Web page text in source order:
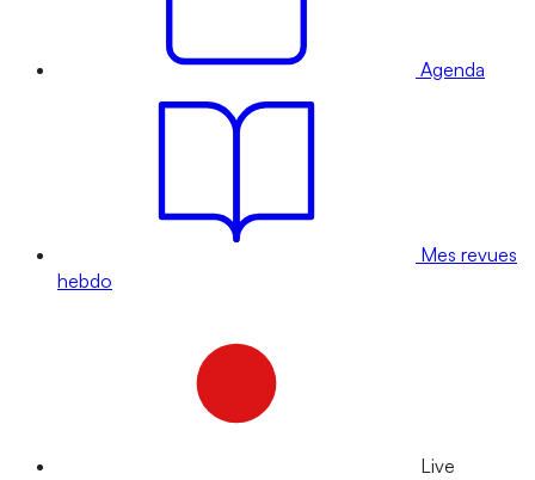
Agenda
Mes revues
hebdo
Live